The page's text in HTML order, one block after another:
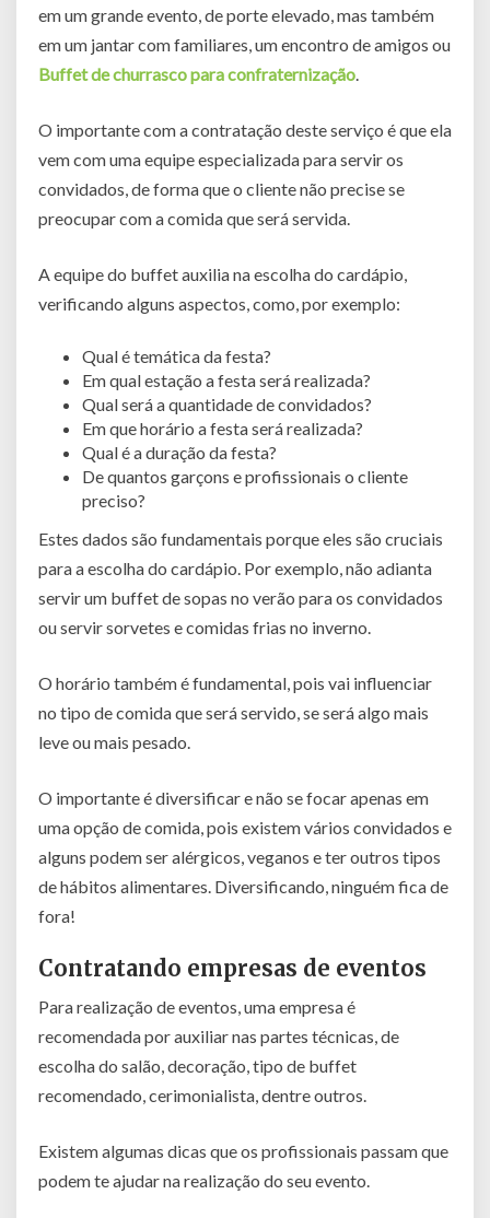
em um grande evento, de porte elevado, mas também
em um jantar com familiares, um encontro de amigos ou
Buffet de churrasco para confraternização.
O importante com a contratação deste serviço é que ela
vem com uma equipe especializada para servir os
convidados, de forma que o cliente não precise se
preocupar com a comida que será servida.
A equipe do buffet auxilia na escolha do cardápio,
verificando alguns aspectos, como, por exemplo:
Qual é temática da festa?
Em qual estação a festa será realizada?
Qual será a quantidade de convidados?
Em que horário a festa será realizada?
Qual é a duração da festa?
De quantos garçons e profissionais o cliente
preciso?
Estes dados são fundamentais porque eles são cruciais
para a escolha do cardápio. Por exemplo, não adianta
servir um buffet de sopas no verão para os convidados
ou servir sorvetes e comidas frias no inverno.
O horário também é fundamental, pois vai influenciar
no tipo de comida que será servido, se será algo mais
leve ou mais pesado.
O importante é diversificar e não se focar apenas em
uma opção de comida, pois existem vários convidados e
alguns podem ser alérgicos, veganos e ter outros tipos
de hábitos alimentares. Diversificando, ninguém fica de
fora!
Contratando empresas de eventos
Para realização de eventos, uma empresa é
recomendada por auxiliar nas partes técnicas, de
escolha do salão, decoração, tipo de buffet
recomendado, cerimonialista, dentre outros.
Existem algumas dicas que os profissionais passam que
podem te ajudar na realização do seu evento.